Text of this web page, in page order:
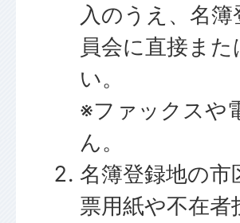
入のうえ、名
員会に直接ま
い。
※ファックスや
ん。
名簿登録地の市
票用紙や不在